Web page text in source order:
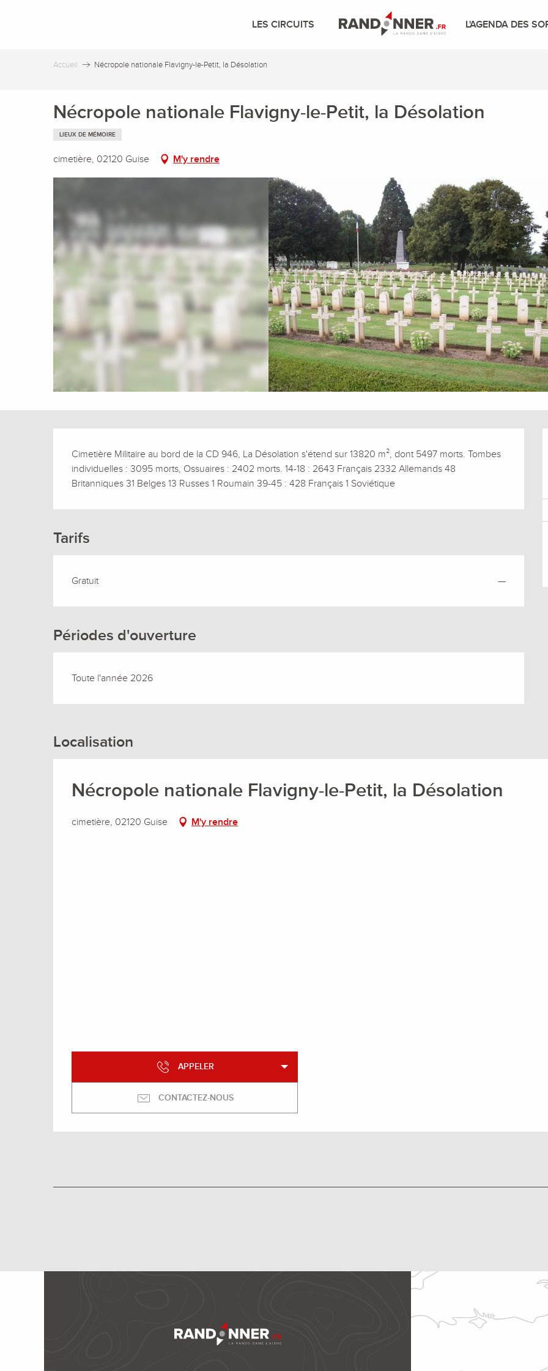
LES CIRCUITS L'AGENDA DES
Accueil Nécropole nationale Flavigny-le-Petit, la Désolation
Nécropole nationale Flavigny-le-Petit, la Désolation
LIEUX DE MÉMOIRE
cimetière, 02120 Guise M'y rendre
Description
Cimetière Militaire au bord de la CD 946, La Désolation s'étend sur 13820 m², dont 5497 morts. Tombes
individuelles : 3095 morts, Ossuaires : 2402 morts. 14-18 : 2643 Français 2332 Allemands 48
Britanniques 31 Belges 13 Russes 1 Roumain 39-45 : 428 Français 1 Soviétique
Tarifs
Gratuit —
Périodes d'ouverture
Toute l'année 2026
Localisation
Nécropole nationale Flavigny-le-Petit, la Désolation
cimetière, 02120 Guise M'y rendre
APPELER
CONTACTEZ-NOUS